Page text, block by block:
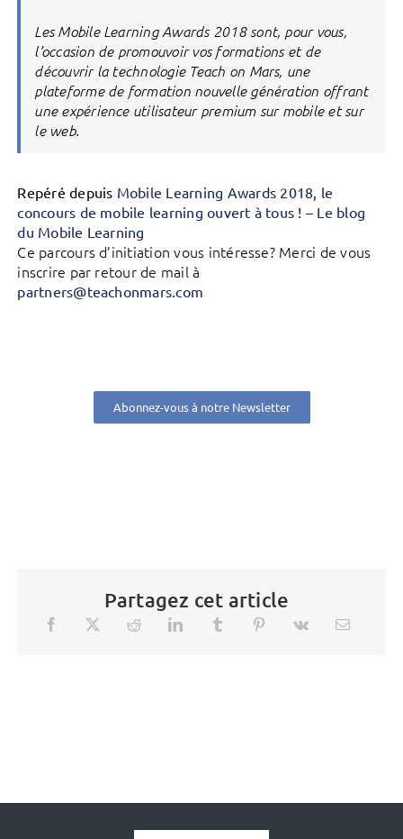
Les Mobile Learning Awards 2018 sont, pour vous,
l’occasion de promouvoir vos formations et de
découvrir la technologie Teach on Mars, une
plateforme de formation nouvelle génération offrant
une expérience utilisateur premium sur mobile et sur
le web.
Repéré depuis Mobile Learning Awards 2018, le
concours de mobile learning ouvert à tous ! – Le blog
du Mobile Learning
Ce parcours d’initiation vous intéresse? Merci de vous
inscrire par retour de mail à
partners@teachonmars.com
Abonnez-vous à notre Newsletter
Partagez cet article